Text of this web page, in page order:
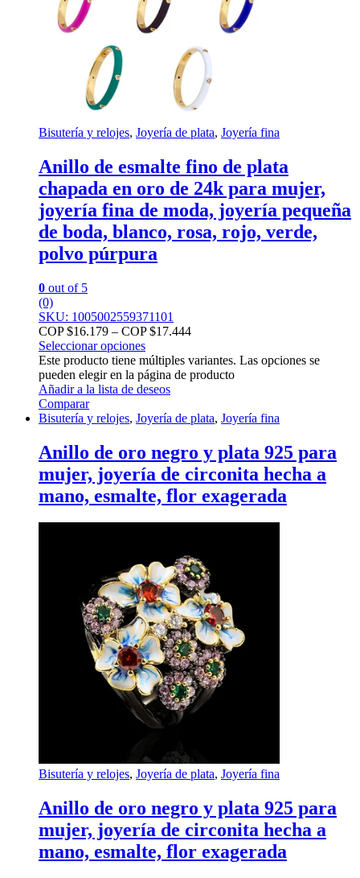
Bisutería y relojes, Joyería de plata, Joyería fina
Anillo de esmalte fino de plata
chapada en oro de 24k para mujer,
joyería fina de moda, joyería pequeña
de boda, blanco, rosa, rojo, verde,
polvo púrpura
0 out of 5
(0)
SKU: 1005002559371101
COP $16.179 – COP $17.444
Seleccionar opciones
Este producto tiene múltiples variantes. Las opciones se
pueden elegir en la página de producto
Añadir a la lista de deseos
Comparar
Bisutería y relojes, Joyería de plata, Joyería fina
Anillo de oro negro y plata 925 para
mujer, joyería de circonita hecha a
mano, esmalte, flor exagerada
Bisutería y relojes, Joyería de plata, Joyería fina
Anillo de oro negro y plata 925 para
mujer, joyería de circonita hecha a
mano, esmalte, flor exagerada